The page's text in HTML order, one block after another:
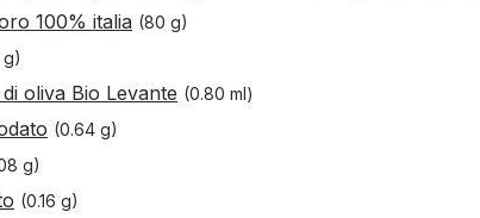
100% italia (80 g)
g)
oliva Bio Levante (0.80 ml)
(0.64 g)
g)
(0.16 g)